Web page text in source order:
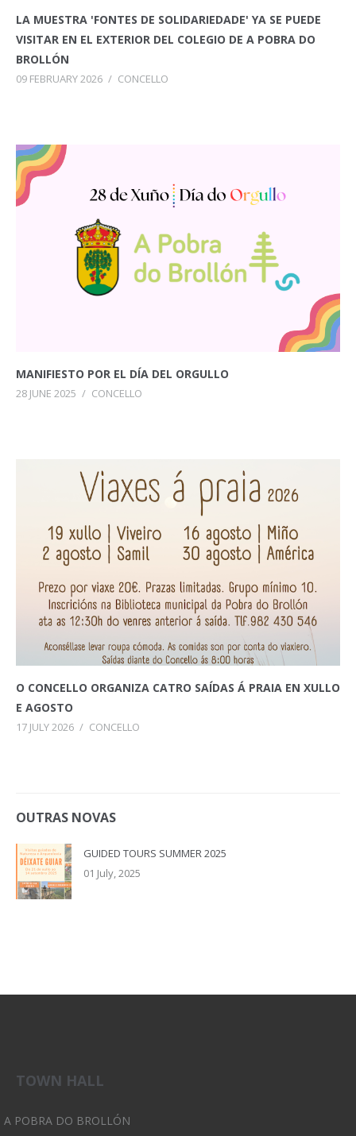
LA MUESTRA 'FONTES DE SOLIDARIEDADE' YA SE PUEDE
VISITAR EN EL EXTERIOR DEL COLEGIO DE A POBRA DO
BROLLÓN
09 FEBRUARY 2026 / CONCELLO
MANIFIESTO POR EL DÍA DEL ORGULLO
28 JUNE 2025 / CONCELLO
O CONCELLO ORGANIZA CATRO SAÍDAS Á PRAIA EN XULLO
E AGOSTO
17 JULY 2026 / CONCELLO
OUTRAS NOVAS
GUIDED TOURS SUMMER 2025
01 July, 2025
TOWN HALL
A POBRA DO BROLLÓN